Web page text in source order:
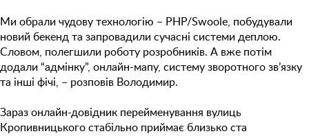
Ми обрали чудову технологію – PHP/Swoole, побудували
новий бекенд та запровадили сучасні системи деплою.
Словом, полегшили роботу розробників. А вже потім
додали “адмінку”, онлайн-мапу, систему зворотного зв’язку
та інші фічі, – розповів Володимир.
Зараз онлайн-довідник перейменування вулиць
Кропивницького стабільно приймає близько ста